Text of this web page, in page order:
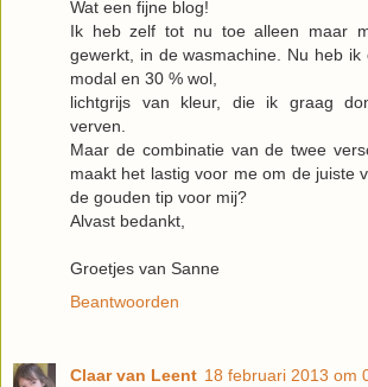
Wat een fijne blog!
Ik heb zelf tot nu toe alleen maar
gewerkt, in de wasmachine. Nu heb
modal en 30 % wol,
lichtgrijs van kleur, die ik graag
verven.
Maar de combinatie van de twee
maakt het lastig voor me om de juiste
de gouden tip voor mij?
Alvast bedankt,
Groetjes van Sanne
Beantwoorden
Claar van Leent 18 februari 2013 om